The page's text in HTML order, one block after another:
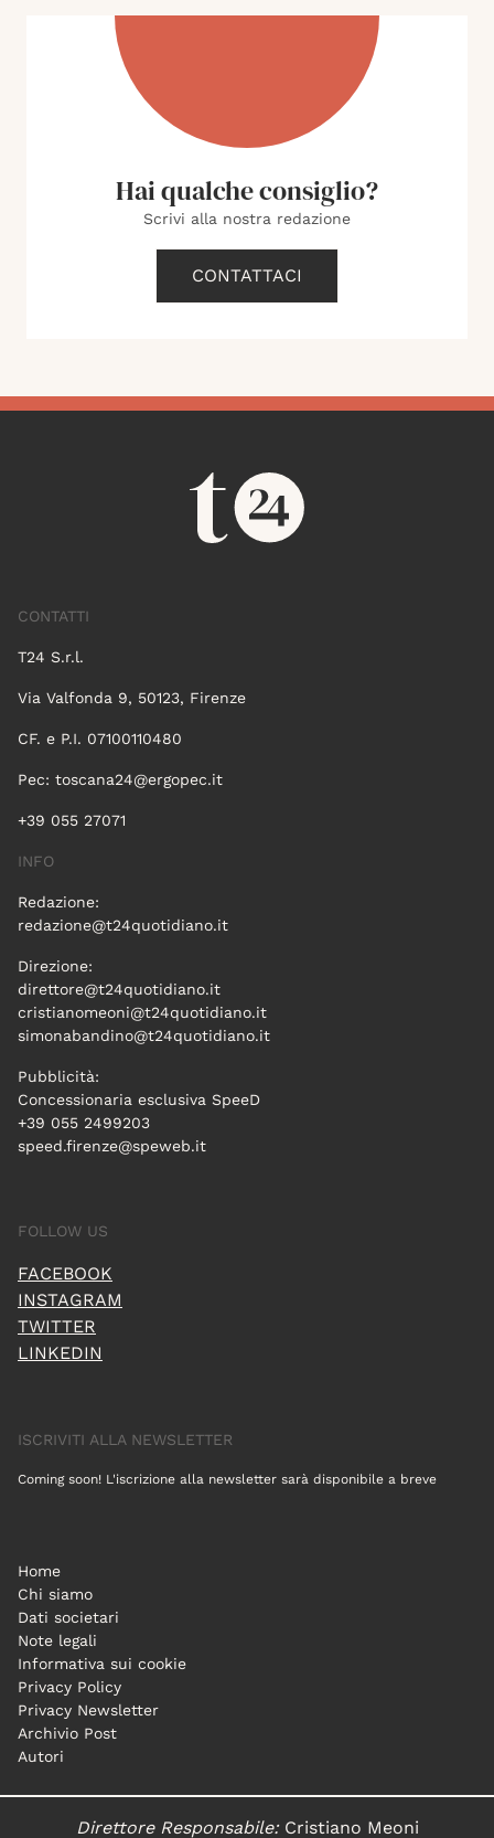
Hai qualche consiglio?
Scrivi alla nostra redazione
CONTATTACI
CONTATTI
T24 S.r.l.
Via Valfonda 9, 50123, Firenze
CF. e P.I. 07100110480
Pec: toscana24@ergopec.it
+39 055 27071
INFO
Redazione:
redazione@t24quotidiano.it
Direzione:
direttore@t24quotidiano.it
cristianomeoni@t24quotidiano.it
simonabandino@t24quotidiano.it
Pubblicità:
Concessionaria esclusiva SpeeD
+39 055 2499203
speed.firenze@speweb.it
FOLLOW US
FACEBOOK
INSTAGRAM
TWITTER
LINKEDIN
ISCRIVITI ALLA NEWSLETTER
Coming soon! L'iscrizione alla newsletter sarà disponibile a breve
Home
Chi siamo
Dati societari
Note legali
Informativa sui cookie
Privacy Policy
Privacy Newsletter
Archivio Post
Autori
Direttore Responsabile:Cristiano Meoni